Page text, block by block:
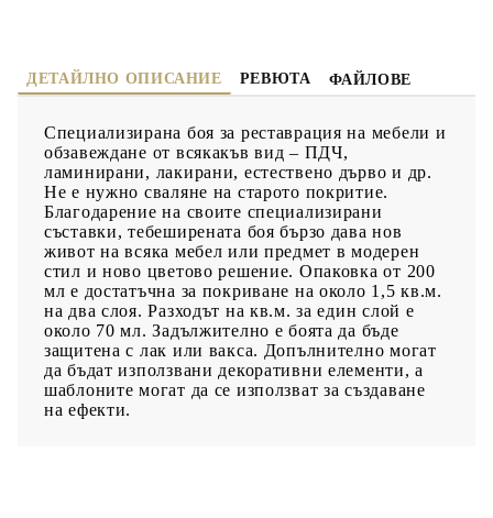
ДЕТАЙЛНО ОПИСАНИЕ РЕВЮТА ФАЙЛОВЕ
Специализирана боя за реставрация на мебели и
обзавеждане от всякакъв вид – ПДЧ,
ламинирани, лакирани, естествено дърво и др.
Не е нужно сваляне на старото покритие.
Благодарение на своите специализирани
съставки, тебеширената боя бързо дава нов
живот на всяка мебел или предмет в модерен
стил и ново цветово решение. Опаковка от 200
мл е достатъчна за покриване на около 1,5 кв.м.
на два слоя. Разходът на кв.м. за един слой е
около 70 мл. Задължително е боята да бъде
защитена с лак или вакса. Допълнително могат
да бъдат използвани декоративни елементи, а
шаблоните могат да се използват за създаване
на ефекти.